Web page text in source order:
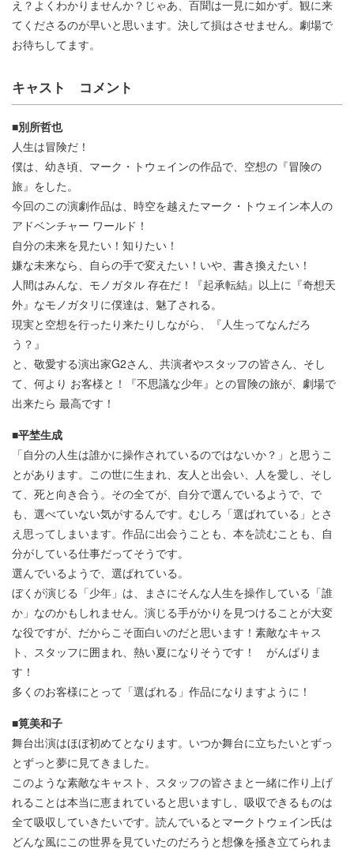
え？よくわかりませんか？じゃあ、百聞は一見に如かず。観に来
てくださるのが早いと思います。決して損はさせません。劇場で
お待ちしてます。
キャスト コメント
■別所哲也
人生は冒険だ！
僕は、幼き頃、マーク・トウェインの作品で、空想の『冒険の
旅』をした。
今回のこの演劇作品は、時空を越えたマーク・トウェイン本人の
アドベンチャー ワールド！
自分の未来を見たい！知りたい！
嫌な未来なら、自らの手で変えたい！いや、書き換えたい！
人間はみんな、モノガタル 存在だ！『起承転結』以上に『奇想天
外』なモノガタリに僕達は、魅了される。
現実と空想を行ったり来たりしながら、『人生ってなんだろ
う？』
と、敬愛する演出家G2さん、共演者やスタッフの皆さん、そし
て、何より お客様と！『不思議な少年』との冒険の旅が、劇場で
出来たら 最高です！
■平埜生成
「自分の人生は誰かに操作されているのではないか？」と思うこ
とがあります。この世に生まれ、友人と出会い、人を愛し、そし
て、死と向き合う。その全てが、自分で選んでいるようで、で
も、選べていない気がするんです。むしろ「選ばれている」とさ
え思ってしまいます。作品に出会うことも、本を読むことも、自
分がしている仕事だってそうです。
選んでいるようで、選ばれている。
ぼくが演じる「少年」は、まさにそんな人生を操作している「誰
か」なのかもしれません。演じる手がかりを見つけることが大変
な役ですが、だからこそ面白いのだと思います！素敵なキャス
ト、スタッフに囲まれ、熱い夏になりそうです！ がんばりま
す！
多くのお客様にとって「選ばれる」作品になりますように！
■筧美和子
舞台出演はほぼ初めてとなります。いつか舞台に立ちたいとずっ
とずっと夢に見てきました。
このような素敵なキャスト、スタッフの皆さまと一緒に作り上げ
れることは本当に恵まれていると思いますし、吸収できるものは
全て吸収していきたいです。読んでいるとマークトウェイン氏は
どんな風にこの世界を見ていたのだろうと想像を掻き立てられま